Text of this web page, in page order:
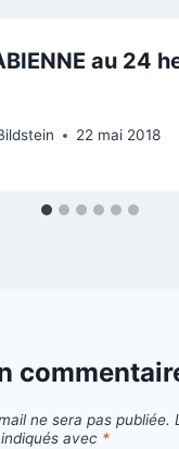
au 24
22 mai 2018
ne sera pas publiée.
avec *